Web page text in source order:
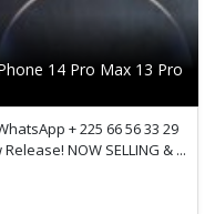
14 Pro Max 13 Pro
+ 225 66 56 33 29
NOW SELLING & ...